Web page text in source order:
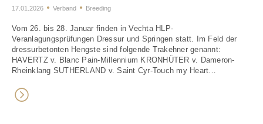
17.01.2026 Verband Breeding
Vom 26. bis 28. Januar finden in Vechta HLP-
Veranlagungsprüfungen Dressur und Springen statt. Im Feld der
dressurbetonten Hengste sind folgende Trakehner genannt:
HAVERTZ v. Blanc Pain-Millennium KRONHÜTER v. Dameron-
Rheinklang SUTHERLAND v. Saint Cyr-Touch my Heart…